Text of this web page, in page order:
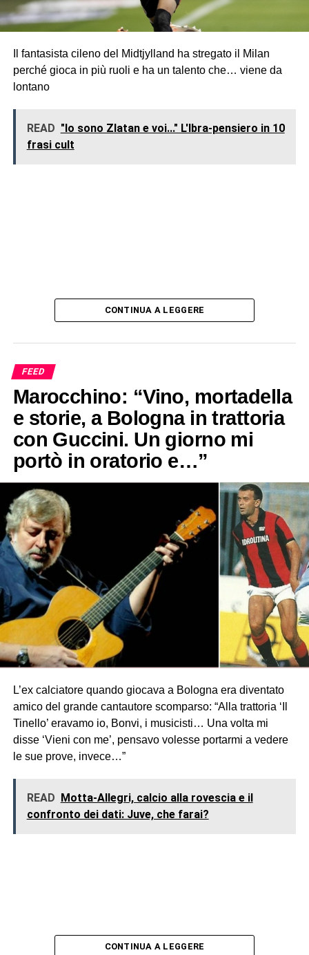
Il fantasista cileno del Midtjylland ha stregato il Milan
perché gioca in più ruoli e ha un talento che… viene da
lontano
READ "Io sono Zlatan e voi..." L'Ibra-pensiero in 10
frasi cult
CONTINUA A LEGGERE
FEED
Marocchino: “Vino, mortadella
e storie, a Bologna in trattoria
con Guccini. Un giorno mi
portò in oratorio e…”
L’ex calciatore quando giocava a Bologna era diventato
amico del grande cantautore scomparso: “Alla trattoria ‘Il
Tinello’ eravamo io, Bonvi, i musicisti… Una volta mi
disse ‘Vieni con me’, pensavo volesse portarmi a vedere
le sue prove, invece…”
READ Motta-Allegri, calcio alla rovescia e il
confronto dei dati: Juve, che farai?
CONTINUA A LEGGERE